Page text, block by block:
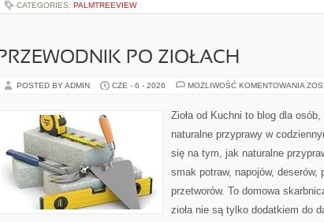
CATEGORIES: PALMTREEVIEW
PRZEWODNIK PO ZIOŁACH
POSTED BY ADMIN CZE - 6 - 2026 MOŻLIWOŚĆ KOMENTOWANIA
Zioła od Kuchni to blog dla
naturalne przyprawy w
się na tym, jak naturalne
smak potraw, napojów, deserów,
przetworów. To domowa
zioła nie są tylko dodatkiem do